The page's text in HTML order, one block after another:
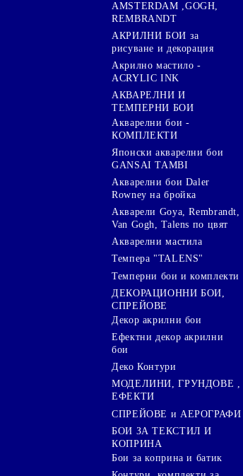
AMSTERDAM ,GOGH,
REMBRANDT
АКРИЛНИ БОИ за
рисуване и декорация
Акрилно мастило -
ACRYLIC INK
АКВАРЕЛНИ И
ТЕМПЕРНИ БОИ
Акварелни бои -
КОМПЛЕКТИ
Японски акварелни бои
GANSAI TAMBI
Акварелни бои Daler
Rowney на бройка
Акварели Goya, Rembrandt,
Van Gogh, Talens по цвят
Акварелни мастила
Темпера "TALENS"
Темперни бои и комплекти
ДЕКОРАЦИОННИ БОИ,
СПРЕЙОВЕ
Декор акрилни бои
Ефектни декор акрилни
бои
Деко Контури
МОДЕЛИНИ, ГРУНДОВЕ ,
ЕФЕКТИ
СПРЕЙОВЕ и АЕРОГРАФИ
БОИ ЗА ТЕКСТИЛ И
КОПРИНА
Бои за коприна и батик